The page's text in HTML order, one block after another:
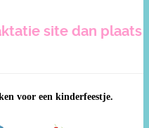
site dan plaats
voor een kinderfeestje.